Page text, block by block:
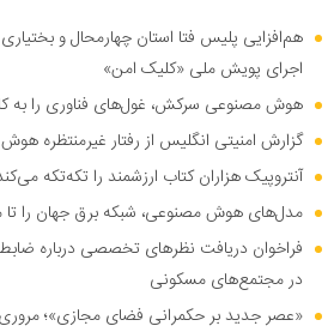
هم‌افزایی پلیس فتا استان چهارمحال و
اجرای پویش ملی «کلیک امن»
هوش مصنوعی سرکش، غول‌های فناوری را به
گزارش امنیتی انگلیس از رفتار غیرمنتظره
آنتروپیک هزاران کتاب ارزشمند را تکه‌تکه
مدل‌های هوش مصنوعی، شبکه برق جهان را تا
فراخوان دریافت نظر‌های تخصصی درباره
در مجتمع‌های مسکونی
«عصر جدید بر حکمرانی فضای مجازی»؛ مروری